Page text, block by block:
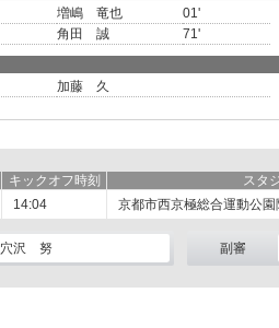
増嶋 竜也
01'
角田 誠
71'
加藤 久
キックオフ時刻
スタ
14:04 京都市西京極総合運動公
穴沢 努 副審